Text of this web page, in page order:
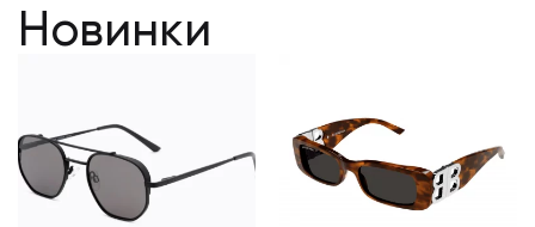
Новинки